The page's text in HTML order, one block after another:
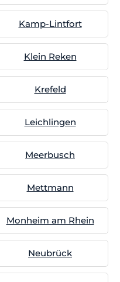
Kamp-Lintfort
Klein Reken
Krefeld
Leichlingen
Meerbusch
Mettmann
Monheim am Rhein
Neubrück